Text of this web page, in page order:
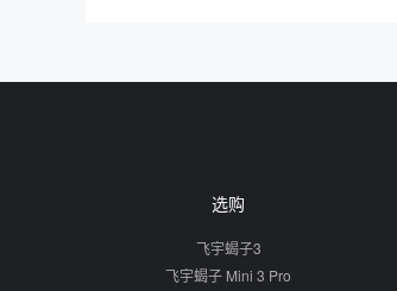
选购
飞宇蝎子3
飞宇蝎子 Mini 3 Pro